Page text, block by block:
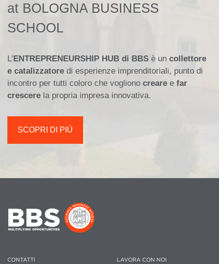
at BOLOGNA BUSINESS
SCHOOL
L’ENTREPRENEURSHIP HUB di BBS è un collettore
e catalizzatore di esperienze imprenditoriali, punto di
incontro per tutti coloro che vogliono creare e far
crescere la propria impresa innovativa.
SCOPRI DI PIÙ
CONTATTI LAVORA CON NOI